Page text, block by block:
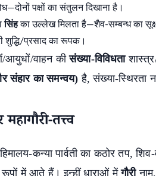
पक्षों का संतुलन दिखाना है।
सिंहका उल्लेख मिलता है—शैव-सम्बन्ध का
शुद्धि/प्रसाद का रूपक।
आयुधों/वाहन कीसंख्या-विविधता
संहार का समन्वय) है, संख्या-स्थिरता
तत्त्व
कन्या पार्वती का कठोर तप,
में आते हैं। इन्हीं धाराओं मेंगौरी